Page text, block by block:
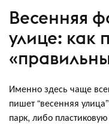
Весенняя
улице: как
Именно здесь чаще
пишет “весенняя
парк, либо